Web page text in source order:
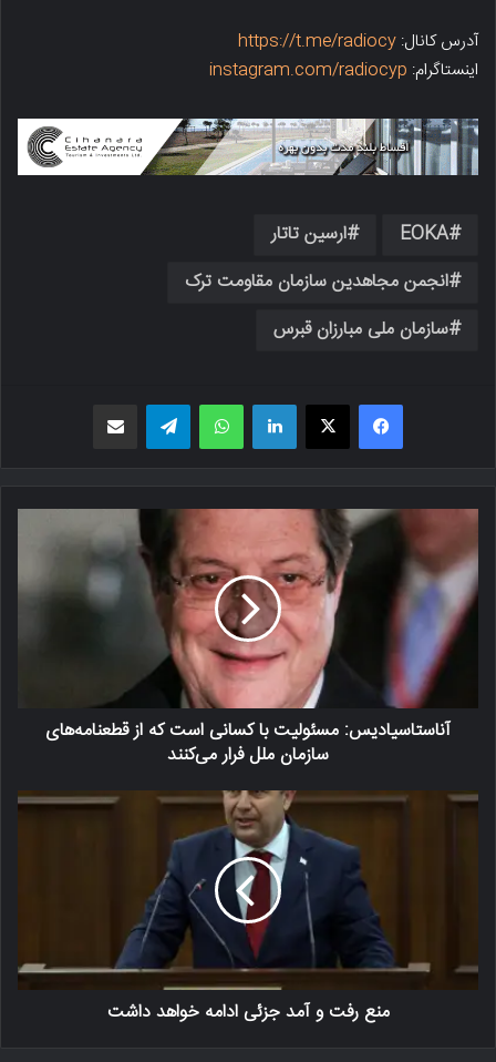
آدرس کانال: https://t.me/radiocy
اینستاگرام: instagram.com/radiocyp
EOKA
ارسین تاتار
انجمن مجاهدین سازمان مقاومت ترک
سازمان ملی مبارزان قبرس
فیسبوک X لینکدین واتس اپ تلگرام
آناستاسیادیس: مسئولیت با کسانی است که از قطعنامه‌های
سازمان ملل فرار می‌کنند
منع رفت و آمد جزئی ادامه خواهد داشت